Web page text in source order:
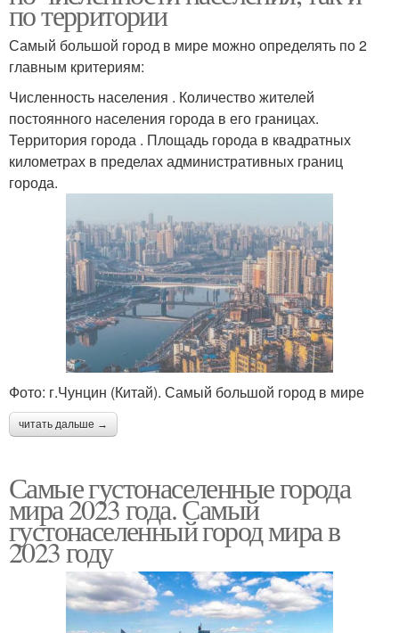
по территории
Самый большой город в мире можно определять по 2
главным критериям:
Численность населения . Количество жителей
постоянного населения города в его границах.
Территория города . Площадь города в квадратных
километрах в пределах административных границ
города.
Фото: г.Чунцин (Китай). Самый большой город в мире
читать дальше →
Самые густонаселенные города
мира 2023 года. Самый
густонаселенный город мира в
2023 году